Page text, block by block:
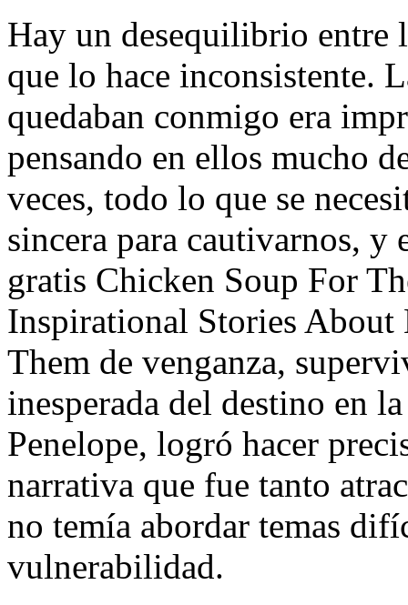
Hay un desequilibrio entre
que lo hace inconsistente.
quedaban conmigo era
pensando en ellos mucho
veces, todo lo que se
sincera para cautivarnos,
gratis Chicken Soup For
Inspirational Stories About
Them de venganza,
inesperada del destino en
Penelope, logró hacer
narrativa que fue tanto
no temía abordar temas
vulnerabilidad.